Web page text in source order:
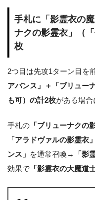
手札に「影霊衣の
ナクの影霊衣」（
枚
2つ目は先攻1ターン目を
アバンス」＋「ブリュー
も可）の計2枚がある場合
手札の 「ブリューナクの
「アラドヴァルの影霊衣」
ンス」 を通常召喚→ 「影
効果で 「影霊衣の大魔道士